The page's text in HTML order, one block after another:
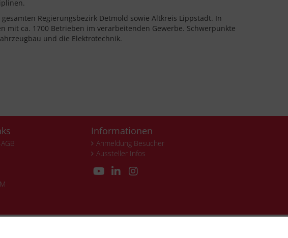
Regierungsbezirk Detmold sowie Altkreis Lippstadt. In
ca. 1700 Betrieben im verarbeitenden Gewerbe. Schwerpunkte
und die Elektrotechnik.
Informationen
Anmeldung Besucher
Aussteller Infos